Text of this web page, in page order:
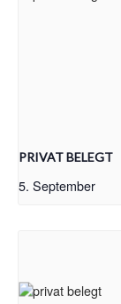
PRIVAT BELEGT
5. September